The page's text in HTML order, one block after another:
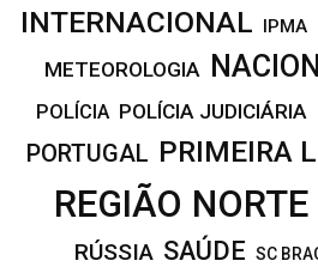
INTERNACIONAL IPMA
METEOROLOGIA
POLÍCIA POLÍCIA JUDICIÁRIA
PORTUGAL PRIMEIRA
REGIÃO NORTE
RÚSSIA SAÚDE SC